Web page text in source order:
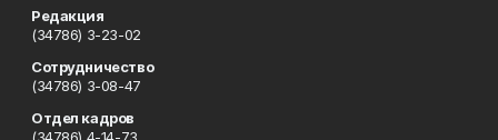
Редакция
(34786) 3-23-02
Сотрудничество
(34786) 3-08-47
Отдел кадров